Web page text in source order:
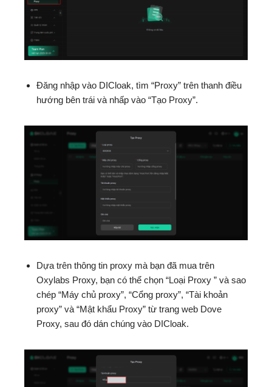
Đăng nhập vào DICloak, tìm “Proxy” trên thanh điều
hướng bên trái và nhấp vào “Tạo Proxy”.
Dựa trên thông tin proxy mà bạn đã mua trên
Oxylabs Proxy, bạn có thể chọn “Loại Proxy ” và sao
chép “Máy chủ proxy”, “Cổng proxy”, “Tài khoản
proxy” và “Mật khẩu Proxy” từ trang web Dove
Proxy, sau đó dán chúng vào DICloak.